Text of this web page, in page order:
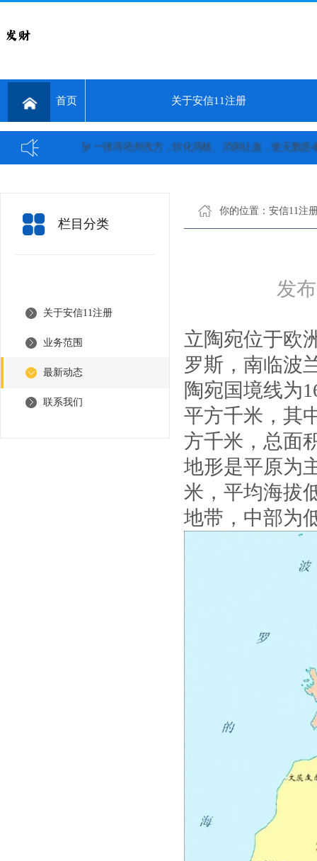
首页 关于安信11注册
#痔疮# 一张痔疮外洗方，软化痔核、消肿止血，使无数患者免除手术
栏目分类
关于安信11注册
业务范围
最新动态
联系我们
你的位置： 安信11注
发
立陶宛位于欧
罗斯，南临波
陶宛国境线为
平方千米，其
方千米，总面
地形是平原为
米，平均海拔
地带，中部为